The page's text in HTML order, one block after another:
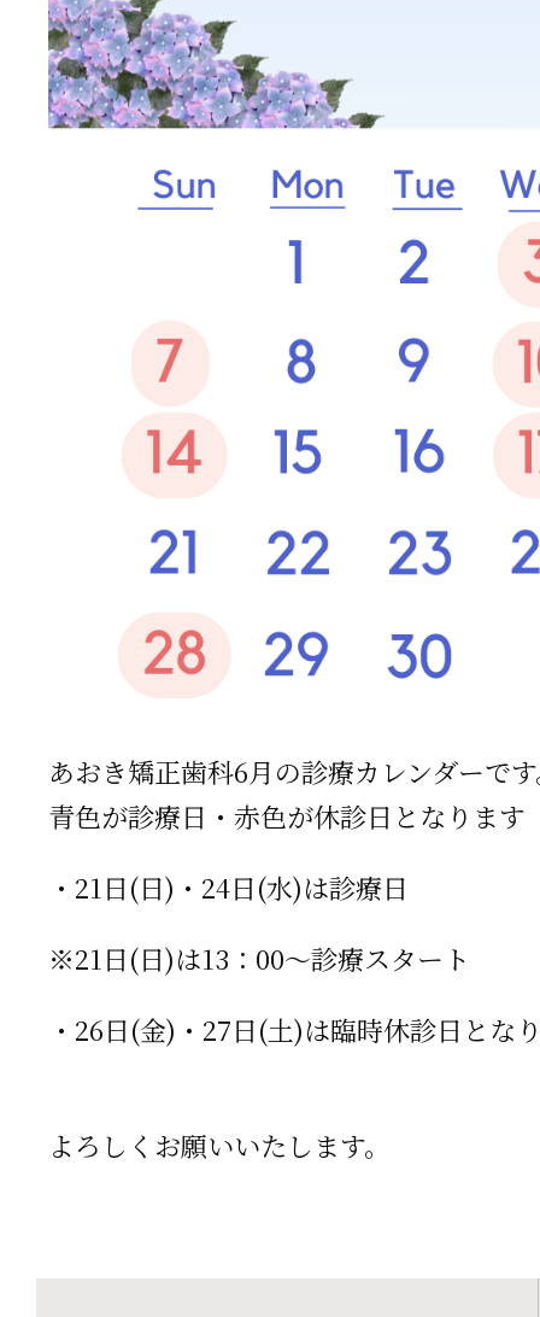
あおき矯正歯科6月の診療カレンダーで
青色が診療日・赤色が休診日となります
・21日(日)・24日(水)は診療日
※21日(日)は13：00～診療スタート
・26日(金)・27日(土)は臨時休診日とな
よろしくお願いいたします。